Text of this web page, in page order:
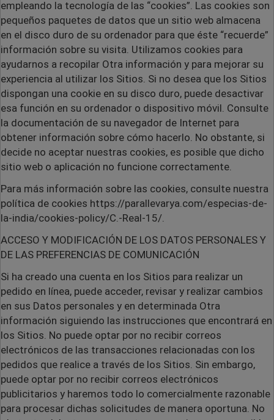
empleando la tecnología de las “cookies”. Las cookies son
pequeños paquetes de datos que un sitio web almacena
en el disco duro de su ordenador para que éste “recuerde”
información sobre su visita. Utilizamos cookies para
ayudarnos a recopilar Otra información y para mejorar su
experiencia al utilizar los Sitios. Si no desea que los Sitios
dispongan una cookie en su disco duro, puede desactivar
esa función en su ordenador o dispositivo móvil. Consulte
la documentación de su navegador de Internet para
obtener información sobre cómo hacerlo. No obstante, si
decide no aceptar nuestras cookies, es posible que dicho
sitio web o aplicación no funcione correctamente.
Para más información sobre las cookies, consulte nuestra
política de cookies https://parallevarya.com/especias-de-
la-india/cookies-policy/C.-Real-15/.
ACCESO Y MODIFICACIÓN DE LOS DATOS PERSONALES Y
DE LAS PREFERENCIAS DE COMUNICACIÓN
Si ha creado una cuenta en los Sitios para realizar un
pedido en línea, puede acceder, revisar y realizar cambios
en sus Datos personales y en determinada Otra
información siguiendo las instrucciones que encontrará en
los Sitios. No puede optar por no recibir correos
electrónicos de las transacciones relacionadas con los
pedidos que realice a través de los Sitios. Sin embargo,
puede optar por no recibir correos electrónicos
publicitarios y haremos todo lo comercialmente razonable
para procesar dichas solicitudes de manera oportuna. No